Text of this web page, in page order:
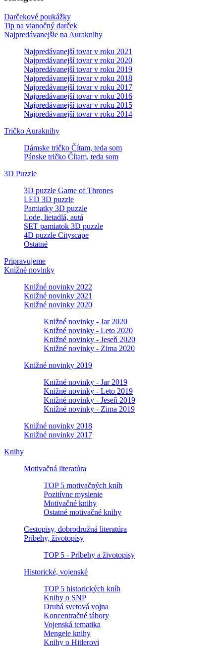
Darčekové poukážky
Tip na vianočný darček
Najpredávanejšie na Auraknihy
Najpredávanejší tovar v roku 2021
Najpredávanejší tovar v roku 2020
Najpredávanejší tovar v roku 2019
Najpredávanejší tovar v roku 2018
Najpredávanejší tovar v roku 2017
Najpredávanejší tovar v roku 2016
Najpredávanejší tovar v roku 2015
Najpredávanejší tovar v roku 2014
Tričko Auraknihy
Dámske tričko Čítam, teda som
Pánske tričko Čítam, teda som
3D Puzzle
3D puzzle Game of Thrones
LED 3D puzzle
Pamiatky 3D puzzle
Lode, lietadlá, autá
SET pamiatok 3D puzzle
4D puzzle Cityscape
Ostatné
Pripravujeme
Knižné novinky
Knižné novinky 2022
Knižné novinky 2021
Knižné novinky 2020
Knižné novinky - Jar 2020
Knižné novinky - Leto 2020
Knižné novinky - Jeseň 2020
Knižné novinky - Zima 2020
Knižné novinky 2019
Knižné novinky - Jar 2019
Knižné novinky - Leto 2019
Knižné novinky - Jeseň 2019
Knižné novinky - Zima 2019
Knižné novinky 2018
Knižné novinky 2017
Knihy
Motivačná literatúra
TOP 5 motivačných kníh
Pozitívne myslenie
Motivačné knihy
Ostatné motivačné knihy
Cestopisy, dobrodružná literatúra
Príbehy, životopisy
TOP 5 - Príbehy a životopisy
Historické, vojenské
TOP 5 historických kníh
Knihy o SNP
Druhá svetová vojna
Koncentračné tábory
Vojenská tematika
Mengele knihy
Knihy o Hitlerovi